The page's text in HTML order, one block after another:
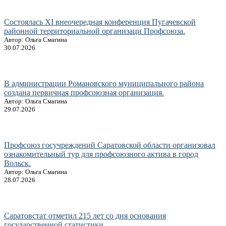
Состоялась XI внеочередная конференция Пугачевской
районной территориальной организаци Профсоюза.
Автор: Ольга Смагина
30.07.2026
В администрации Романовского муниципального района
создана первичная профсоюзная организация.
Автор: Ольга Смагина
29.07.2026
Профсоюз госучреждений Саратовской области организовал
ознакомительный тур для профсоюзного актива в город
Вольск.
Автор: Ольга Смагина
28.07.2026
Саратовстат отметил 215 лет со дня основания